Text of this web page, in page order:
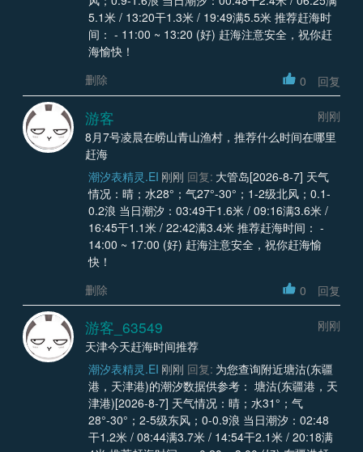
5.1米 / 13:20干1.3米 / 19:49满5.5米 推荐赶海时
间： - 11:00 ~ 13:20 (好) 赶海注意安全，祝你赶
海愉快！
删除
0 回复
游客
刚刚
8月7号凌晨在崂山青山渔村，推荐什么时间在哪里
赶海
潮汐表精灵.EI 刚刚 回复: 大管岛[2026-8-7] 天气
情况：晴；水28°；气27°-30°；1-2级北风；0.1-
0.2浪 当日潮汐：03:49干1.6米 / 09:16满3.6米 /
16:45干1.1米 / 22:42满3.4米 推荐赶海时间： -
14:00 ~ 17:00 (好) 赶海注意安全，祝你赶海愉
快！
删除
0 回复
游客_63549
刚刚
天津今天赶海时间推荐
潮汐表精灵.EI 刚刚 回复: 为您查询附近塘沽(东疆
港，天津港)的潮汐数据供参考： 塘沽(东疆港，天
津港)[2026-8-7] 天气情况：晴；水31°；气
28°-30°；2-5级东风；0-0.9浪 当日潮汐：02:48
干1.2米 / 08:44满3.7米 / 14:54干2.1米 / 20:18满